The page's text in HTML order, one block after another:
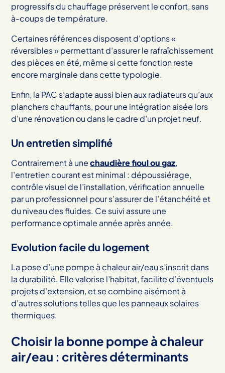
progressifs du chauffage préservent le confort, sans
à-coups de température.
Certaines références disposent d’options «
réversibles » permettant d’assurer le rafraîchissement
des pièces en été, même si cette fonction reste
encore marginale dans cette typologie.
Enfin, la PAC s’adapte aussi bien aux radiateurs qu’aux
planchers chauffants, pour une intégration aisée lors
d’une rénovation ou dans le cadre d’un projet neuf.
Un entretien simplifié
Contrairement à unechaudière fioul ou gaz,
l’entretien courant est minimal : dépoussiérage,
contrôle visuel de l’installation, vérification annuelle
par un professionnel pour s’assurer de l’étanchéité et
du niveau des fluides. Ce suivi assure une
performance optimale année après année.
Evolution facile du logement
La pose d’une pompe à chaleur air/eau s’inscrit dans
la durabilité. Elle valorise l’habitat, facilite d’éventuels
projets d’extension, et se combine aisément à
d’autres solutions telles que les panneaux solaires
thermiques.
Choisir la bonne pompe à chaleur
air/eau : critères déterminants